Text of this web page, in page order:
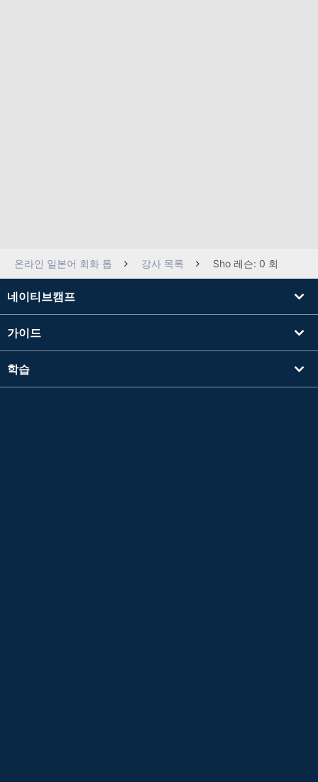
온라인 일본어 회화 톱 강사 목록 Sho 레슨: 0 회
네이티브캠프
가이드
학습